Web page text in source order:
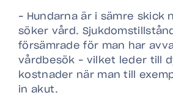
– Hundarna är i sämre skick
söker vård.
försämrade för man har
vårdbesök – vilket leder till
kostnader när man till
in akut.